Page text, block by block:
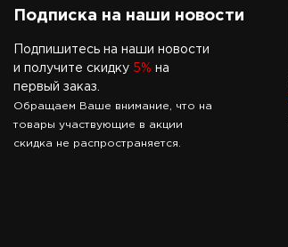
Подписка на наши новости
Подпишитесь на наши новости
и получите скидку 5% на
первый заказ.
Обращаем Ваше внимание, что на
товары участвующие в акции
скидка не распространяется.